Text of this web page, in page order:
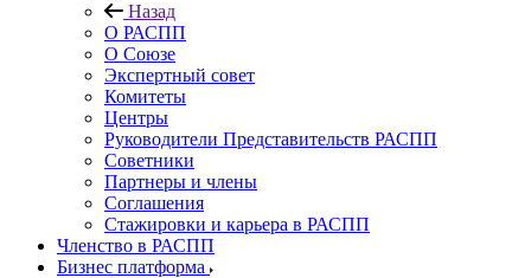
Назад
О РАСПП
О Союзе
Экспертный совет
Комитеты
Центры
Руководители Представительств РАСПП
Советники
Партнеры и члены
Соглашения
Стажировки и карьера в РАСПП
Членство в РАСПП
Бизнес платформа